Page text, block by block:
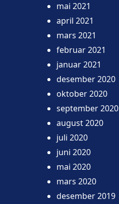
mai 2021
april 2021
mars 2021
februar 2021
januar 2021
desember 2020
oktober 2020
september 2020
august 2020
juli 2020
juni 2020
mai 2020
mars 2020
desember 2019